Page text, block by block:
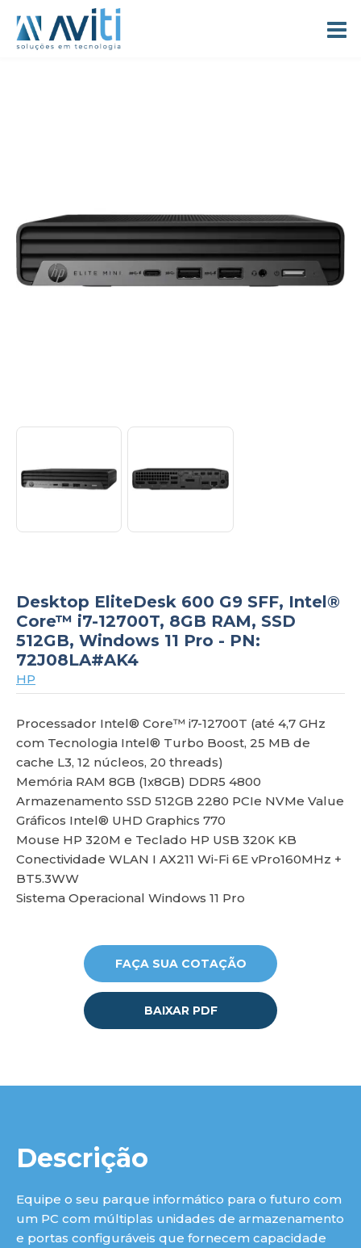
Desktop EliteDesk 600 G9 SFF, Intel®
Core™ i7-12700T, 8GB RAM, SSD
512GB, Windows 11 Pro - PN:
72J08LA#AK4
HP
Processador Intel® Core™ i7-12700T (até 4,7 GHz
com Tecnologia Intel® Turbo Boost, 25 MB de
cache L3, 12 núcleos, 20 threads)
Memória RAM 8GB (1x8GB) DDR5 4800
Armazenamento SSD 512GB 2280 PCIe NVMe Value
Gráficos Intel® UHD Graphics 770
Mouse HP 320M e Teclado HP USB 320K KB
Conectividade WLAN I AX211 Wi-Fi 6E vPro160MHz +
BT5.3WW
Sistema Operacional Windows 11 Pro
FAÇA SUA COTAÇÃO
BAIXAR PDF
Descrição
Equipe o seu parque informático para o futuro com
um PC com múltiplas unidades de armazenamento
e portas configuráveis que fornecem capacidade